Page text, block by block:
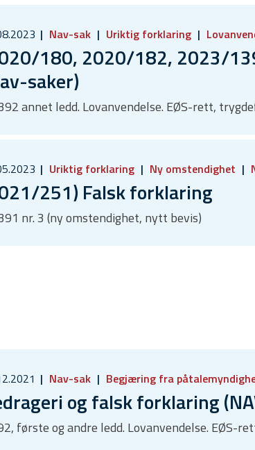
Nav-sak Uriktig forklaring
180, 2020/182, 2023/
saker)
annet ledd. Lovanvendelse. EØS-rett,
Uriktig forklaring Ny omstendighet
251) Falsk forklaring
nr. 3 (ny omstendighet, nytt bevis)
Nav-sak Begjæring fra
og falsk forklaring
første og andre ledd. Lovanvendelse. EØS-